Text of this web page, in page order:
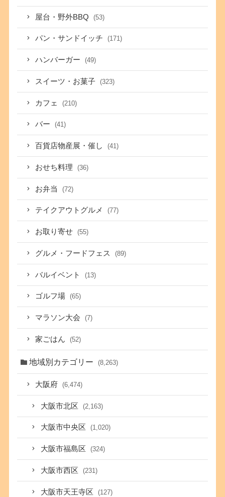
屋台・野外BBQ (53)
パン・サンドイッチ (171)
ハンバーガー (49)
スイーツ・お菓子 (323)
カフェ (210)
バー (41)
百貨店物産展・催し (41)
おせち料理 (36)
お弁当 (72)
テイクアウトグルメ (77)
お取り寄せ (55)
グルメ・フードフェス (89)
バルイベント (13)
ゴルフ場 (65)
マラソン大会 (7)
家ごはん (52)
地域別カテゴリー (8,263)
大阪府 (6,474)
大阪市北区 (2,163)
大阪市中央区 (1,020)
大阪市福島区 (324)
大阪市西区 (231)
大阪市天王寺区 (127)